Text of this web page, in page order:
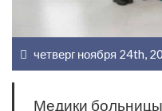
четверг ноября 24th,
Медики